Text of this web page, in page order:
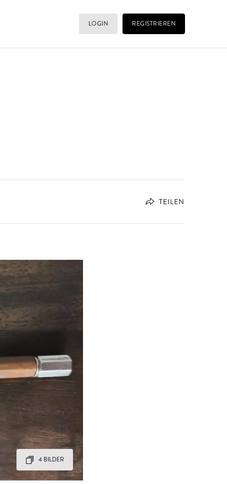
LOGIN REGISTRIEREN
TEILEN
4 BILDER